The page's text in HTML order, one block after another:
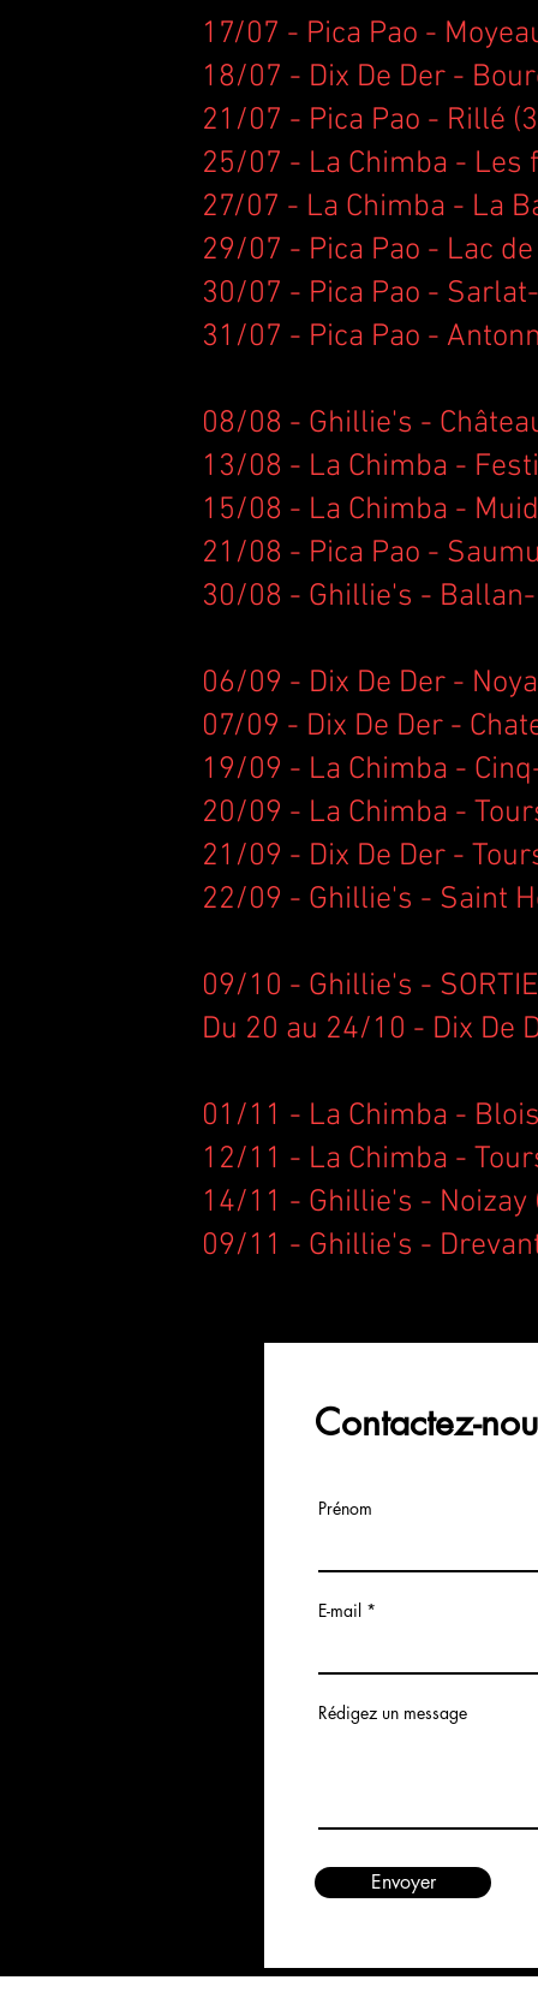
17/07 - Pica Pao -
18/07 - Dix De Der -
21/07 - Pica Pao - Rillé
25/07 - La Chimba -
27/07 - La Chimba - La
29/07 - Pica Pao - Lac
30/07 - Pica Pao -
31/07 - Pica Pao -
08/08 - Ghillie's -
13/08 - La Chimba -
15/08 - La Chimba -
21/08 - Pica Pao -
30/08 - Ghillie's -
06/09 - Dix De Der -
07/09 - Dix De Der -
19/09 - La Chimba -
20/09 - La Chimba -
21/09 - Dix De Der -
22/09 - Ghillie's - Saint
09/10 - Ghillie's -
Du 20 au 24/10 - Dix De
01/11 - La Chimba -
12/11 - La Chimba -
14/11 - Ghillie's - Noizay
09/11 - Ghillie's -
Contactez-
Prénom
E-mail
Rédigez un message
Envoyer